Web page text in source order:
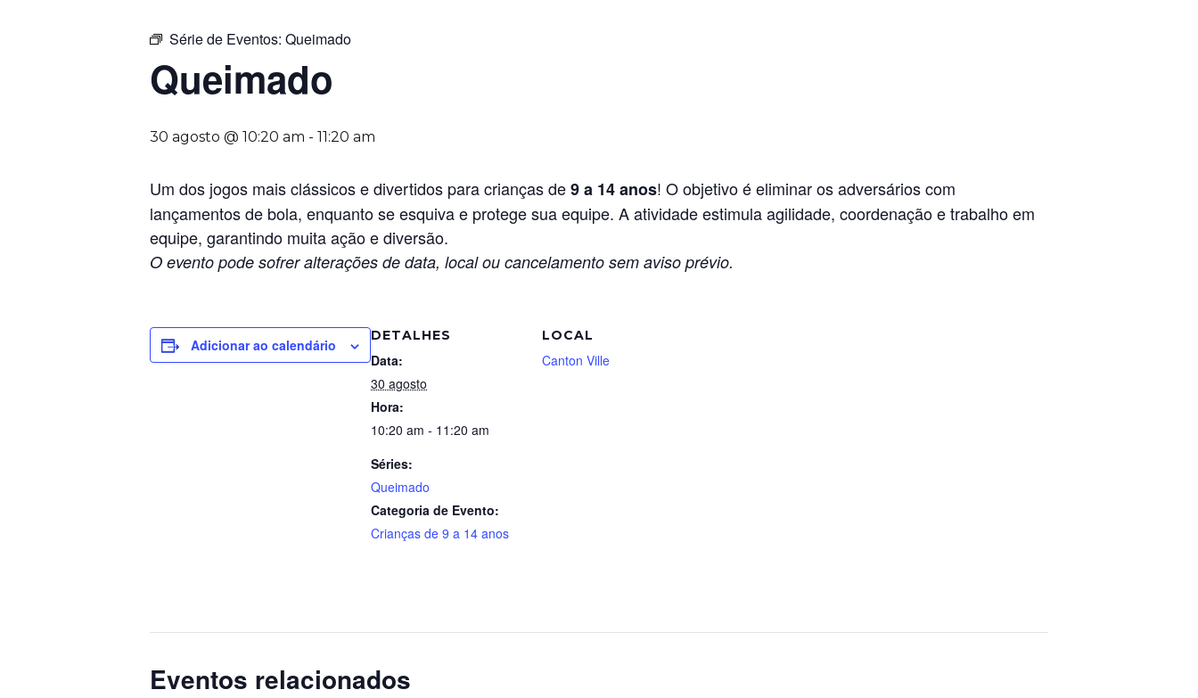
Série de Eventos: Queimado
Queimado
30 agosto @ 10:20 am - 11:20 am
Um dos jogos mais clássicos e divertidos para crianças de9 a 14 anos! O objetivo é eliminar os adversários com
lançamentos de bola, enquanto se esquiva e protege sua equipe. A atividade estimula agilidade, coordenação e trabalho em
equipe, garantindo muita ação e diversão.
O evento pode sofrer alterações de data, local ou cancelamento sem aviso prévio.
Adicionar ao calendário
DETALHES
Data:
30 agosto
Hora:
10:20 am - 11:20 am
Séries:
Queimado
Categoria de Evento:
Crianças de 9 a 14 anos
LOCAL
Canton Ville
Eventos relacionados